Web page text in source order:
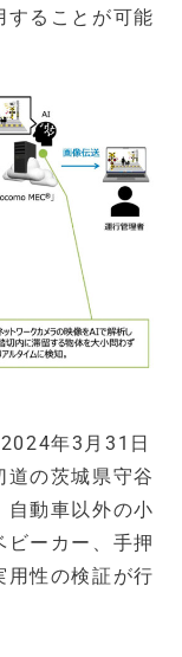
することが可能
年3月31日
道の茨城県守谷
自動車以外の小
ビーカー、手押
用性の検証が行